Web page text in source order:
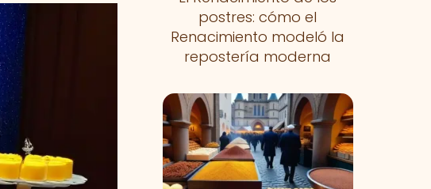
postres: cómo el
Renacimiento modeló la
repostería moderna